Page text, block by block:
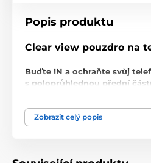
Popis produktu
Clear view pouzdro na
Buďte IN a ochraňte svůj
s poloprůhlednou přední
Elegantní a stylové
Zobrazit celý popis